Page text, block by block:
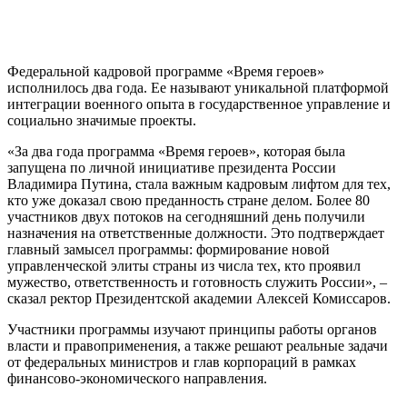
Федеральной кадровой программе «Время героев»
исполнилось два года. Ее называют уникальной платформой
интеграции военного опыта в государственное управление и
социально значимые проекты.
«За два года программа «Время героев», которая была
запущена по личной инициативе президента России
Владимира Путина, стала важным кадровым лифтом для тех,
кто уже доказал свою преданность стране делом. Более 80
участников двух потоков на сегодняшний день получили
назначения на ответственные должности. Это подтверждает
главный замысел программы: формирование новой
управленческой элиты страны из числа тех, кто проявил
мужество, ответственность и готовность служить России», –
сказал ректор Президентской академии Алексей Комиссаров.
Участники программы изучают принципы работы органов
власти и правоприменения, а также решают реальные задачи
от федеральных министров и глав корпораций в рамках
финансово-экономического направления.